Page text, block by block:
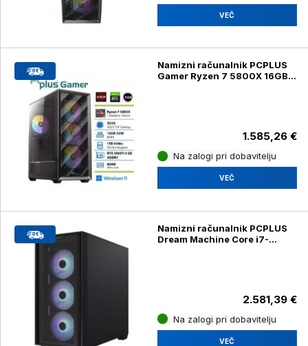
VEČ
Namizni računalnik PCPLUS
Gamer Ryzen 7 5800X 16GB
1.585,26 €
Na zalogi pri dobavitelju
VEČ
Namizni računalnik PCPLUS
Dream Machine Core i7-
2.581,39 €
Na zalogi pri dobavitelju
VEČ